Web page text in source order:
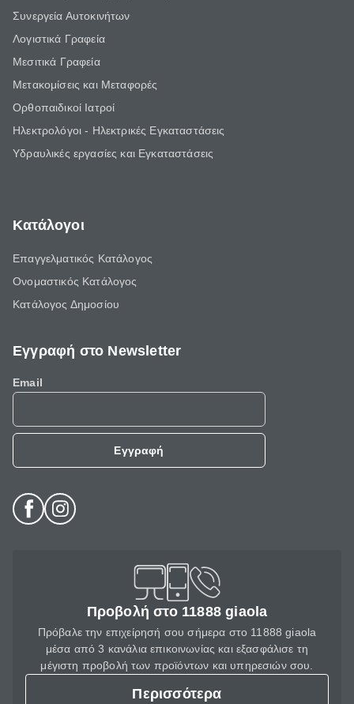
Συνεργεία Αυτοκινήτων
Λογιστικά Γραφεία
Μεσιτικά Γραφεία
Μετακομίσεις και Μεταφορές
Ορθοπαιδικοί Ιατροί
Ηλεκτρολόγοι - Ηλεκτρικές Εγκαταστάσεις
Υδραυλικές εργασίες και Εγκαταστάσεις
Κατάλογοι
Επαγγελματικός Κατάλογος
Ονομαστικός Κατάλογος
Κατάλογος Δημοσίου
Εγγραφή στο Newsletter
Email
Εγγραφή
Προβολή στο 11888 giaola
Πρόβαλε την επιχείρησή σου σήμερα στο 11888 giaola
μέσα από 3 κανάλια επικοινωνίας και εξασφάλισε τη
μέγιστη προβολή των προϊόντων και υπηρεσιών σου.
Περισσότερα